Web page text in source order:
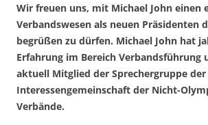
Wir freuen uns, mit Michael John einen
Verbandswesen als neuen Präsidenten
begrüßen zu dürfen. Michael John hat
Erfahrung im Bereich Verbandsführung
aktuell Mitglied der Sprechergruppe der
Interessengemeinschaft der Nicht-
Verbände.